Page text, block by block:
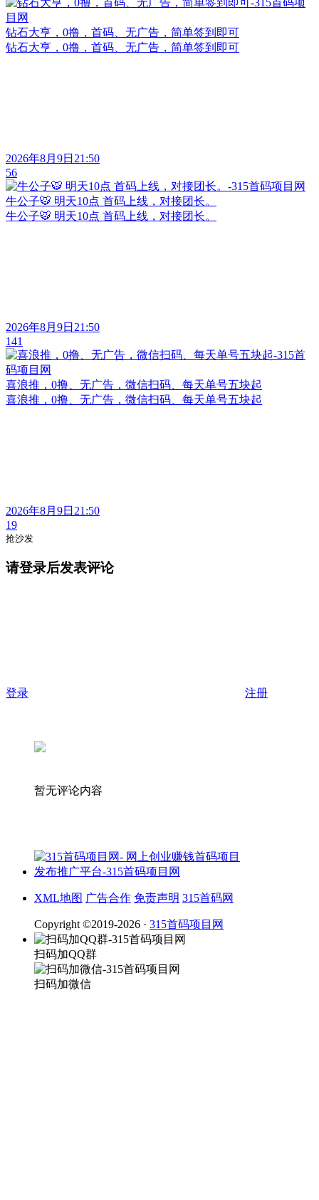
钻石大亨，0撸，首码、无广告，简单签到即可
钻石大亨，0撸，首码、无广告，简单签到即可
2026年8月9日21:50
56
牛公子🐯 明天10点 首码上线，对接团长。
牛公子🐯 明天10点 首码上线，对接团长。
2026年8月9日21:50
141
喜浪推，0撸、无广告，微信扫码、每天单号五块起
喜浪推，0撸、无广告，微信扫码、每天单号五块起
2026年8月9日21:50
19
抢沙发
请登录后发表评论
登录 注册
暂无评论内容
XML地图 广告合作 免责声明 315首码网
Copyright ©2019-2026 · 315首码项目网
扫码加QQ群
扫码加微信